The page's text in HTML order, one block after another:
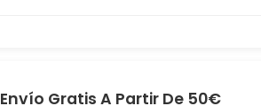
Envío Gratis A Partir De 50€